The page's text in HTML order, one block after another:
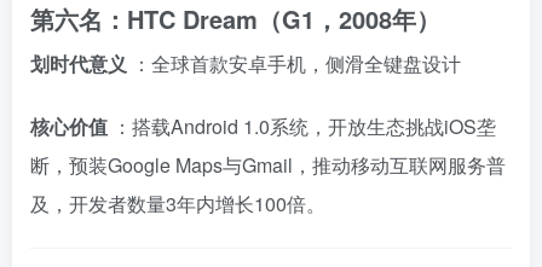
第六名：HTC Dream（G1，2008年）
划时代意义 ：全球首款安卓手机，侧滑全键盘设计
核心价值 ：搭载Android 1.0系统，开放生态挑战iOS垄
断，预装Google Maps与Gmail，推动移动互联网服务普
及，开发者数量3年内增长100倍。